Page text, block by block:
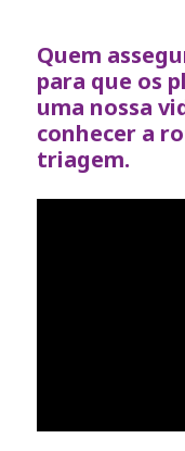
Quem
para que os
uma nossa
conhecer a
triagem.